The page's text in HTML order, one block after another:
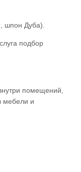
шпон Дуба).
подбор
помещений,
мебели и